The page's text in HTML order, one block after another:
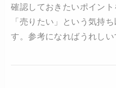
確認しておきたいポイント
「売りたい」という気持
す。参考になればうれしい